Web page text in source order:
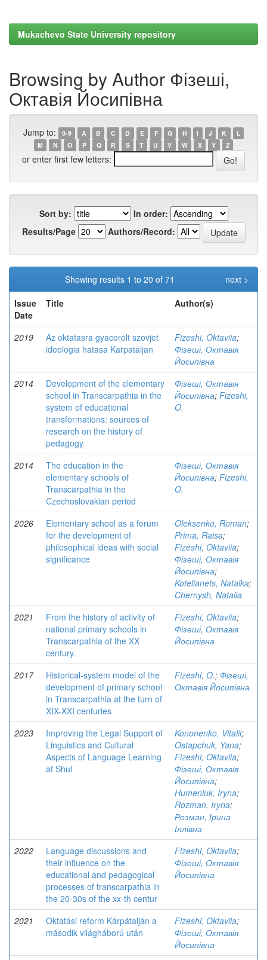
Mukachevo State University repository
Browsing by Author Фізеші,
Октавія Йосипівна
Jump to: 0-9 A B C D E F G H I J K
L
M
N O P Q R S T U V W X Y Z
or enter first few letters:
Sort by:
In order:
Results/Page
Authors/Record:
Showing results 1 to 20 of 71
next >
Issue
Date
Title Author(s)
2019
Az oktatasra gyacorolt szovjet
ideologia hatasa Karpataljan
Fizeshi, Oktaviia;
Фізеші, Октавія
Йосипівна
2014
Development of the elementary
school in Transcarpathia in the
system of educational
transformations: sources of
research on the history of
pedagogy
Фізеші, Октавія
Йосипівна; Fizeshi,
O.
2014
The education in the
elementary schools of
Transcarpathia in the
Czechoslovakian period
Фізеші, Октавія
Йосипівна; Fizeshi,
O.
2026
Elementary school as a forum
for the development of
philosophical ideas with social
significance
Oleksenko, Roman;
Prima, Raisa;
Fizeshi, Oktaviia;
Фізеші, Октавія
Йосипівна;
Kotelianets, Natalka;
Chernysh, Natalia
2021
From the history of activity of
national primary schools in
Transcarpathia of the XX
century.
Fizeshi, Oktaviia;
Фізеші, Октавія
Йосипівна
2017
Historical-system model of the
development of primary school
in Transcarpathia at the turn of
XIX-XXI centuries
Fizeshi, O.; Фізеші,
Октавія Йосипівна
2023
Improving the Legal Support of
Linguistics and Cultural
Aspects of Language Learning
at Shul
Kononenko, Vitalii;
Ostapchuk, Yana;
Fizeshi, Oktaviia;
Фізеші, Октавія
Йосипівна;
Humeniuk, Iryna;
Rozman, Iryna;
Розман, Ірина
Іллівна
2022
Language discussions and
their influence on the
educational and pedagogical
processes of transcarpathia in
the 20-30s of the xx-th centur
Fizeshi, Oktaviia;
Фізеші, Октавія
Йосипівна
2021
Oktatási reform Kárpátalján a
második világháború után
Fizeshi, Oktaviia;
Фізеші, Октавія
Йосипівна